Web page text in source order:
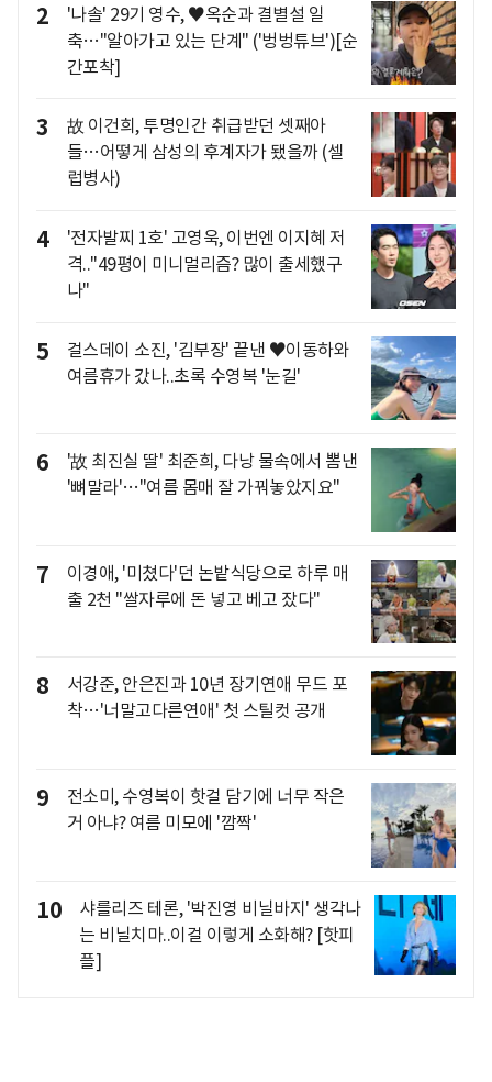
2
'나솔' 29기 영수, ♥옥순과 결별설 일
축…"알아가고 있는 단계" ('벙벙튜브')[순
간포착]
3
故 이건희, 투명인간 취급받던 셋째아
들…어떻게 삼성의 후계자가 됐을까 (셀
럽병사)
4
'전자발찌 1호' 고영욱, 이번엔 이지혜 저
격.."49평이 미니멀리즘? 많이 출세했구
나"
5
걸스데이 소진, '김부장' 끝낸 ♥이동하와
여름휴가 갔나..초록 수영복 '눈길'
6
'故 최진실 딸' 최준희, 다낭 물속에서 뽐낸
'뼈말라'…"여름 몸매 잘 가꿔놓았지요"
7
이경애, '미쳤다'던 논밭식당으로 하루 매
출 2천 "쌀자루에 돈 넣고 베고 잤다"
8
서강준, 안은진과 10년 장기연애 무드 포
착…'너말고다른연애' 첫 스틸컷 공개
9
전소미, 수영복이 핫걸 담기에 너무 작은
거 아냐? 여름 미모에 '깜짝'
10
샤를리즈 테론, '박진영 비닐바지' 생각나
는 비닐치마..이걸 이렇게 소화해? [핫피
플]